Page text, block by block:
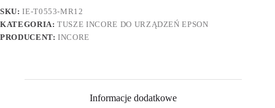
SKU:IE-T0553-MR12
KATEGORIA:TUSZE INCORE DO URZĄDZEŃ EPSON
PRODUCENT:INCORE
Informacje dodatkowe